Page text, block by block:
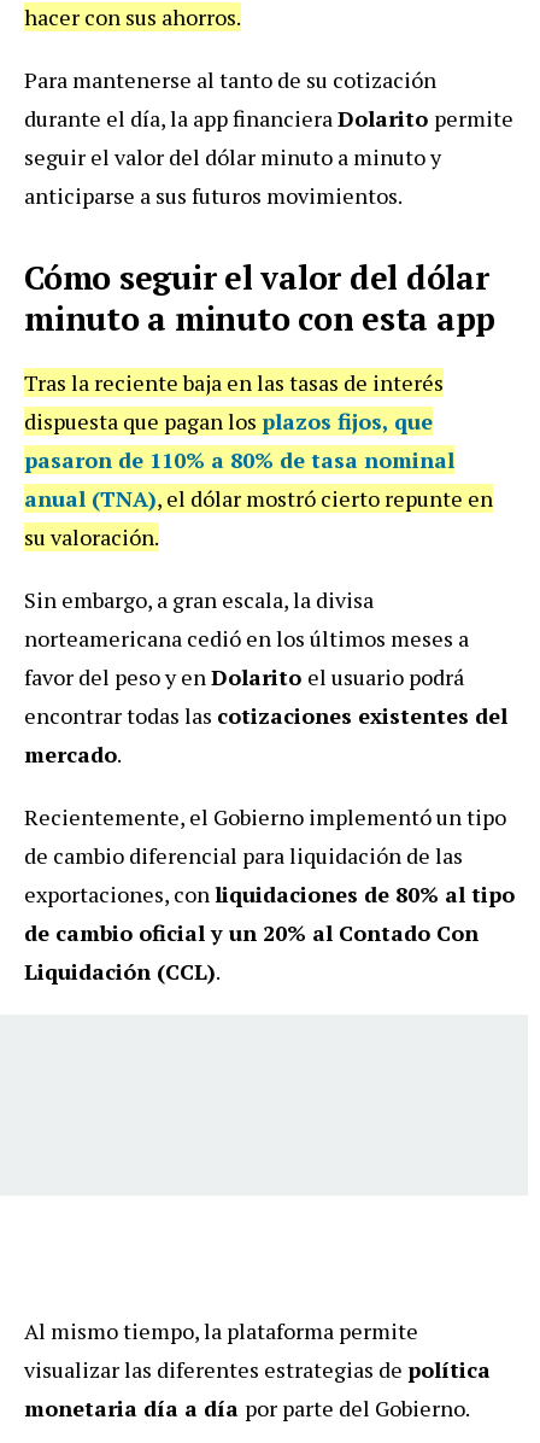
hacer con sus ahorros.
Para mantenerse al tanto de su cotización
durante el día, la app financieraDolarito permite
seguir el valor del dólar minuto a minuto y
anticiparse a sus futuros movimientos.
Cómo seguir el valor del dólar
minuto a minuto con esta app
Tras la reciente baja en las tasas de interés
dispuesta que pagan los plazos fijos, que
pasaron de 110% a 80% de tasa nominal
anual (TNA), el dólar mostró cierto repunte en
su valoración.
Sin embargo, a gran escala, la divisa
norteamericana cedió en los últimos meses a
favor del peso y enDolarito el usuario podrá
encontrar todas las cotizaciones existentes del
mercado.
Recientemente, el Gobierno implementó un tipo
de cambio diferencial para liquidación de las
exportaciones, conliquidaciones de 80% al tipo
de cambio oficial y un 20% al Contado Con
Liquidación (CCL).
Al mismo tiempo, la plataforma permite
visualizar las diferentes estrategias de política
monetaria día a día por parte del Gobierno.